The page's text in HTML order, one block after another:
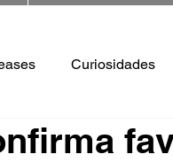
Curiosidades